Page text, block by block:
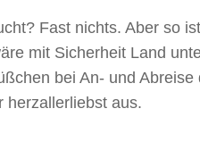
Fast nichts. Aber so
mit Sicherheit Land
bei An- und
herzallerliebst aus.